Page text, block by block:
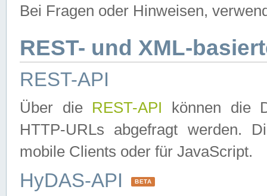
Bei Fragen oder Hinweisen,
REST- und XML-
REST-API
Über die REST-API können die
HTTP-URLs abgefragt werden.
mobile Clients oder für JavaScript.
HyDAS-API BETA